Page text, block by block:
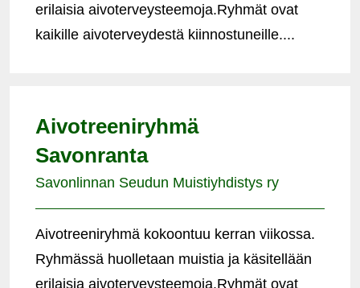
erilaisia aivoterveysteemoja.Ryhmät ovat
kaikille aivoterveydestä kiinnostuneille....
Aivotreeniryhmä
Savonranta
Savonlinnan Seudun Muistiyhdistys ry
Aivotreeniryhmä kokoontuu kerran viikossa.
Ryhmässä huolletaan muistia ja käsitellään
erilaisia aivoterveysteemoja.Ryhmät ovat